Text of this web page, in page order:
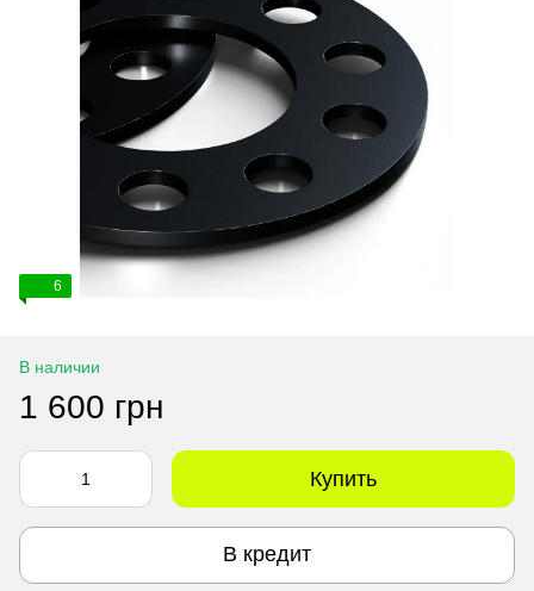
6
В наличии
1 600 грн
Купить
В кредит